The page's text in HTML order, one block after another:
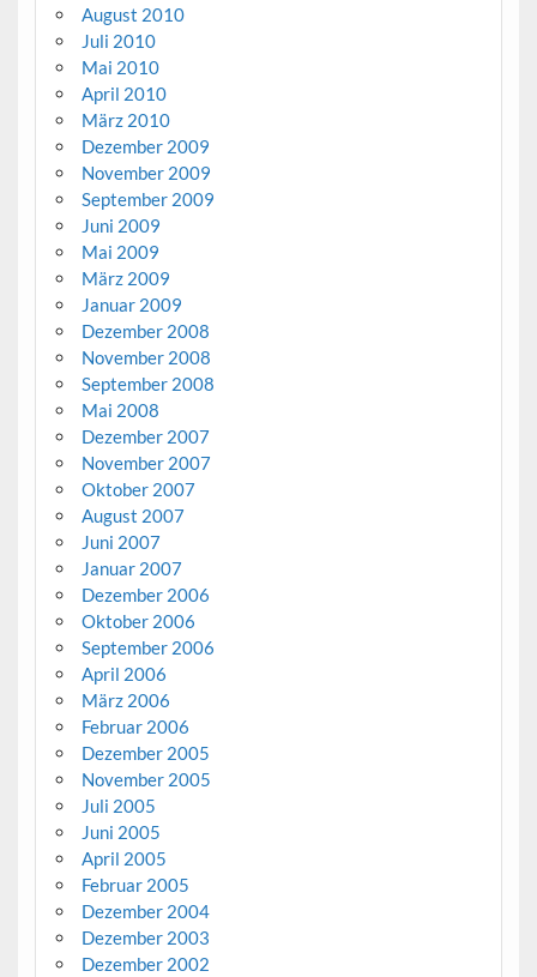
August 2010
Juli 2010
Mai 2010
April 2010
März 2010
Dezember 2009
November 2009
September 2009
Juni 2009
Mai 2009
März 2009
Januar 2009
Dezember 2008
November 2008
September 2008
Mai 2008
Dezember 2007
November 2007
Oktober 2007
August 2007
Juni 2007
Januar 2007
Dezember 2006
Oktober 2006
September 2006
April 2006
März 2006
Februar 2006
Dezember 2005
November 2005
Juli 2005
Juni 2005
April 2005
Februar 2005
Dezember 2004
Dezember 2003
Dezember 2002